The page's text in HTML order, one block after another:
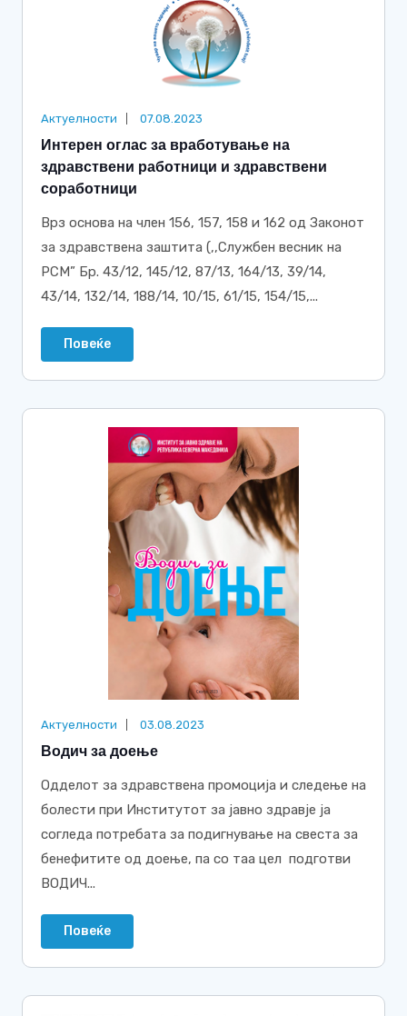
Актуелности 07.08.2023
Интерен оглас за вработување на
здравствени работници и здравствени
соработници
Врз основа на член 156, 157, 158 и 162 од Законот
за здравствена заштита (,,Службен весник на
РСМ” Бр. 43/12, 145/12, 87/13, 164/13, 39/14,
43/14, 132/14, 188/14, 10/15, 61/15, 154/15,...
Повеќе
Актуелности 03.08.2023
Водич за доење
Одделот за здравствена промоција и следење на
болести при Институтот за јавно здравје ја
согледа потребата за подигнување на свеста за
бенефитите од доење, па со таа цел подготви
ВОДИЧ...
Повеќе